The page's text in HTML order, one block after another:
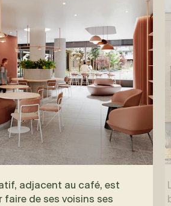
adjacent au café, est
faire de ses voisins ses